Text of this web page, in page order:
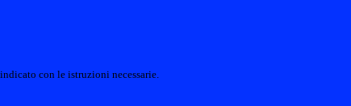
con le istruzioni necessarie.